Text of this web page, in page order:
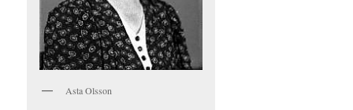
Asta Olsson